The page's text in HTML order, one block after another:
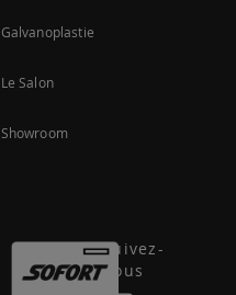
Galvanoplastie
Le Salon
Showroom
Suivez-
nous